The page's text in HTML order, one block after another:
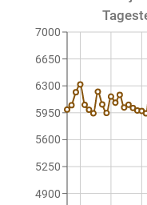
4900
5250
5600
5950
6300
6650
7000